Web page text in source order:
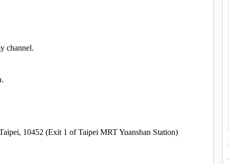
channel.
10452 (Exit 1 of Taipei MRT Yuanshan Station)